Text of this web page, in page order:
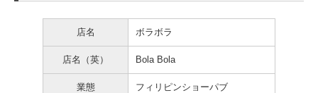
店名 ボラボラ
店名（英） Bola Bola
業態 フィリピンショーパブ